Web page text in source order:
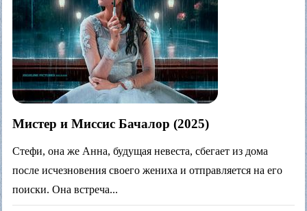
Мистер и Миссис Бачалор (2025)
Стефи, она же Анна, будущая невеста, сбегает из дома
после исчезновения своего жениха и отправляется на его
поиски. Она встреча...